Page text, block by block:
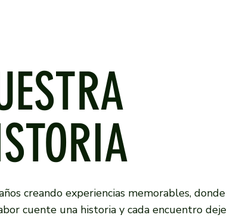
creando experiencias memorables, donde
cuente una historia y cada encuentro deje